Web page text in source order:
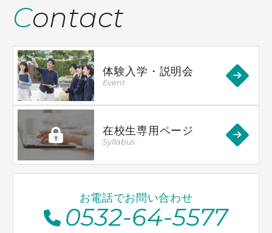
Contact
体験入学・説明会
Event
在校生専用ページ
Syllabus
お電話でお問い合わせ
0532-64-5577